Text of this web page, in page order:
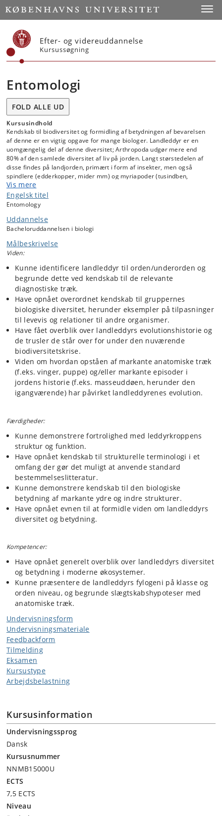
Start
Efter- og videreuddannelse
Kursussøgning
Entomologi
FOLD ALLE UD
Kursusindhold
Kendskab til biodiversitet og formidling af betydningen af bevarelsen
af denne er en vigtig opgave for mange biologer. Landleddyr er en
uomgængelig del af denne diversitet; Arthropoda udgør mere end
80% af den samlede diversitet af liv på jorden. Langt størstedelen af
disse findes på landjorden, primært i form af insekter, men også
spindlere (edderkopper, mider mm) og myriapoder (tusindben,
skolopendere) er godt repræsenteret.
Kurset giver et overblik over arthropoddiversiteten i det terrestriske
og limniske miljø, gennemgår de vigtigste grupper og deres
kendetegn; markante eksempler på tilpasninger til levevis bliver
præsenteret løbende. Diversitet og tilpasninger sættes i et overordnet
evolutionært perspektiv, med inddragelse af markante uddøde former
fra de seneste 400 millioner års udviklingshistorie. Desuden vil
betydningen af samspillet mellem landleddyr og mennesker blive
insektpopulationer i de seneste årtier.
I kurset indgår en rundvisning på Statens Naturhistoriske Museums
entomologiske samlinger. Her vil deltagerne blive indført i
betydningen af videnskabelige samlinger, hvordan de kurateres og
administreres. Igangværende digitaliseringsinitiativer vil blive
præsenteret.
Kursusdeltagerne vil også blive præsenteret for Bugdex, en guide til
alle insektordener i app-format der kan bruges til undervisning på fx
gymnasieniveau. App’en opsummerer også meget af den viden man
gerne skulle have opnået ved kursets afslutning.
Vis mere
Engelsk titel
Entomology
Uddannelse
Bacheloruddannelsen i biologi
Målbeskrivelse
Viden:
Kunne identificere landleddyr til orden/underorden og
begrunde dette ved kendskab til de relevante
diagnostiske træk.
Have opnået overordnet kendskab til gruppernes
biologiske diversitet, herunder eksempler på tilpasninger
til levevis og relationer til andre organismer.
Have fået overblik over landleddyrs evolutionshistorie og
de trusler de står over for under den nuværende
biodiversitetskrise.
Viden om hvordan opståen af markante anatomiske træk
(f.eks. vinger, puppe) og/eller markante episoder i
jordens historie (f.eks. masseuddøen, herunder den
igangværende) har påvirket landleddyrenes evolution.
Færdigheder:
Kunne demonstrere fortrolighed med leddyrkroppens
struktur og funktion.
Have opnået kendskab til strukturelle terminologi i et
omfang der gør det muligt at anvende standard
bestemmelseslitteratur.
Kunne demonstrere kendskab til den biologiske
betydning af markante ydre og indre strukturer.
Have opnået evnen til at formidle viden om landleddyrs
diversitet og betydning.
Kompetencer:
Have opnået generelt overblik over landleddyrs diversitet
og betydning i moderne økosystemer.
Kunne præsentere de landleddyrs fylogeni på klasse og
orden niveau, og begrunde slægtskabshypoteser med
anatomiske træk.
Undervisningsform
Undervisningsmateriale
Feedbackform
Tilmelding
Eksamen
Kursustype
Arbejdsbelastning
Kursusinformation
Undervisningssprog
Dansk
Kursusnummer
NNMB15000U
ECTS
7,5 ECTS
Niveau